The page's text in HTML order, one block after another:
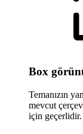
Box
Temanızın
mevcut
için geçerlidir.